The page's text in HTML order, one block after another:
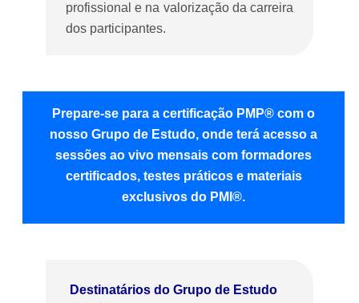
profissional e na valorização da carreira
dos participantes.
Prepare-se para a certificação PMP® com o
nosso Grupo de Estudo, onde terá acesso a
sessões ao vivo mensais com formadores
certificados, testes práticos e materiais
exclusivos do PMI®.
Destinatários do Grupo de Estudo